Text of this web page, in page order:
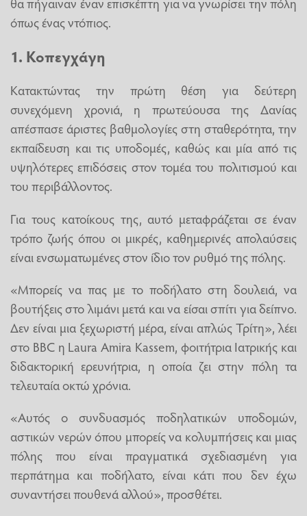
όπως ένας ντόπιος.
1. Κοπεγχάγη
Κατακτώντας την πρώτη θέση για δεύτερη
συνεχόμενη χρονιά, η πρωτεύουσα της Δανίας
απέσπασε άριστες βαθμολογίες στη σταθερότητα, την
εκπαίδευση και τις υποδομές, καθώς και μία από τις
υψηλότερες επιδόσεις στον τομέα του πολιτισμού και
του περιβάλλοντος.
Για τους κατοίκους της, αυτό μεταφράζεται σε έναν
τρόπο ζωής όπου οι μικρές, καθημερινές απολαύσεις
είναι ενσωματωμένες στον ίδιο τον ρυθμό της πόλης.
«Μπορείς να πας με το ποδήλατο στη δουλειά, να
βουτήξεις στο λιμάνι μετά και να είσαι σπίτι για δείπνο.
Δεν είναι μια ξεχωριστή μέρα, είναι απλώς Τρίτη», λέει
στο BBC η Laura Amira Kassem, φοιτήτρια Ιατρικής και
διδακτορική ερευνήτρια, η οποία ζει στην πόλη τα
τελευταία οκτώ χρόνια.
«Αυτός ο συνδυασμός ποδηλατικών υποδομών,
αστικών νερών όπου μπορείς να κολυμπήσεις και μιας
πόλης που είναι πραγματικά σχεδιασμένη για
περπάτημα και ποδήλατο, είναι κάτι που δεν έχω
συναντήσει πουθενά αλλού», προσθέτει.